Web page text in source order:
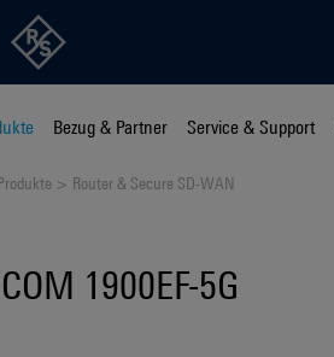
Bezug & Partner Service & Support
Router & Secure SD-WAN
1900EF-5G